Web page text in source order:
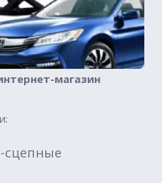
магазин
сцепные